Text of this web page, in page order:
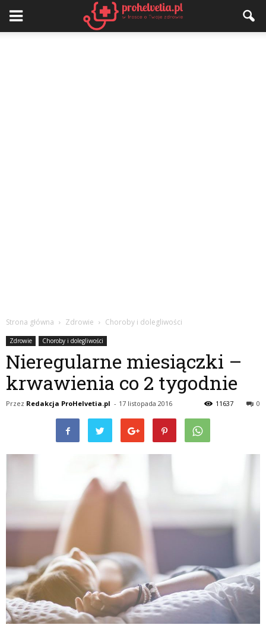
Strona główna Zdrowie Choroby i dolegliwości
Zdrowie Choroby i dolegliwości
Nieregularne miesiączki –
krwawienia co 2 tygodnie
Przez Redakcja ProHelvetia.pl - 17 listopada 2016 0
11637